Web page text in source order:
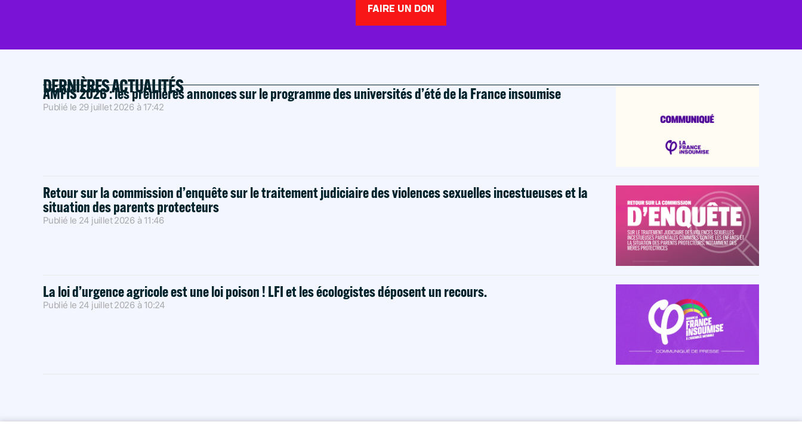
FAIRE UN DON
DERNIÈRES ACTUALITÉS
AMFIS 2026 : les premières annonces sur le programme des universités d’été de la France insoumise
Publié le 29 juillet 2026 à 17:42
Retour sur la commission d’enquête sur le traitement judiciaire des violences sexuelles incestueuses et la
situation des parents protecteurs
Publié le 24 juillet 2026 à 11:46
La loi d’urgence agricole est une loi poison ! LFI et les écologistes déposent un recours.
Publié le 24 juillet 2026 à 10:24